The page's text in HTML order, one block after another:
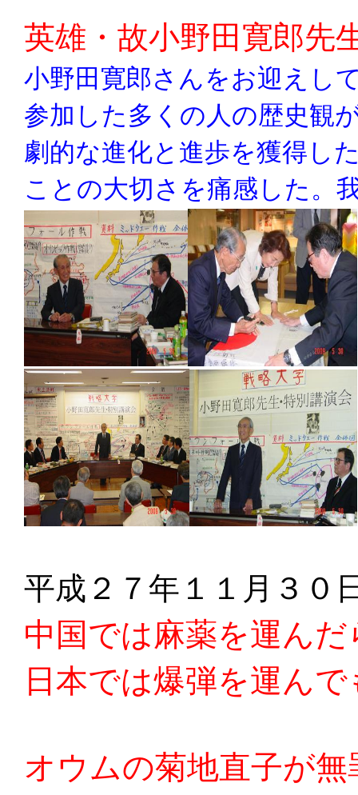
英雄・故小野田寛郎先
小野田寛郎さんをお迎えし
参加した多くの人の歴史観
劇的な進化と進歩を獲得し
ことの大切さを痛感した。
平成２７年１１月３０
中国では麻薬を運んだ
日本では爆弾を運ん
オウムの菊地直子が無